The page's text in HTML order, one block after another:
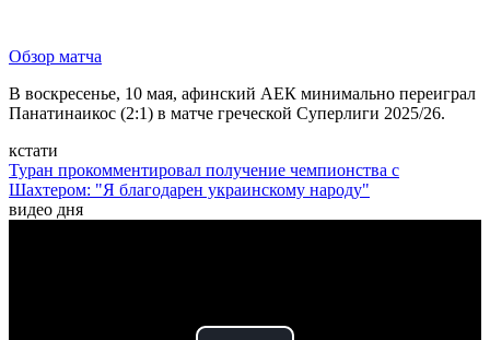
Обзор матча
В воскресенье, 10 мая, афинский АЕК минимально переиграл
Панатинаикос (2:1) в матче греческой Суперлиги 2025/26.
кстати
Туран прокомментировал получение чемпионства с
Шахтером: "Я благодарен украинскому народу"
видео дня